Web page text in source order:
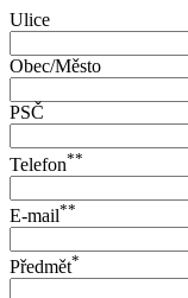
Ulice
Obec/Město
PSČ
Telefon**
E-mail**
Předmět*